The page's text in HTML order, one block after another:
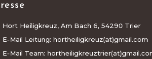
Hort Heiligkreuz, Am Bach 6, 54290 Trier
E-Mail Leitung: hortheiligkreuz(at)gmail.com
E-Mail Team: